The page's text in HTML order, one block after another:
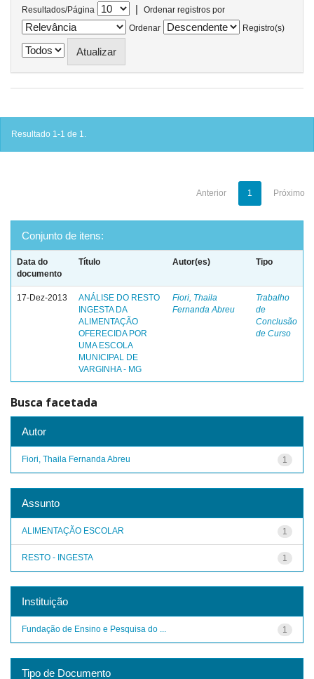
Resultados/Página |
Ordenar registros por
Ordenar
Registro(s)
Resultado 1-1 de 1.
Anterior 1 Próximo
Conjunto de itens:
Data do
documento
Título Autor(es) Tipo
17-Dez-2013
ANÁLISE DO RESTO
INGESTA DA
ALIMENTAÇÃO
OFERECIDA POR
UMA ESCOLA
MUNICIPAL DE
VARGINHA - MG
Fiori, Thaila
Fernanda Abreu
Trabalho
de
Conclusão
de Curso
Busca facetada
Autor
1
Fiori, Thaila Fernanda Abreu
Assunto
1
ALIMENTAÇÃO ESCOLAR
1
RESTO - INGESTA
Instituição
1
Fundação de Ensino e Pesquisa do ...
Tipo de Documento